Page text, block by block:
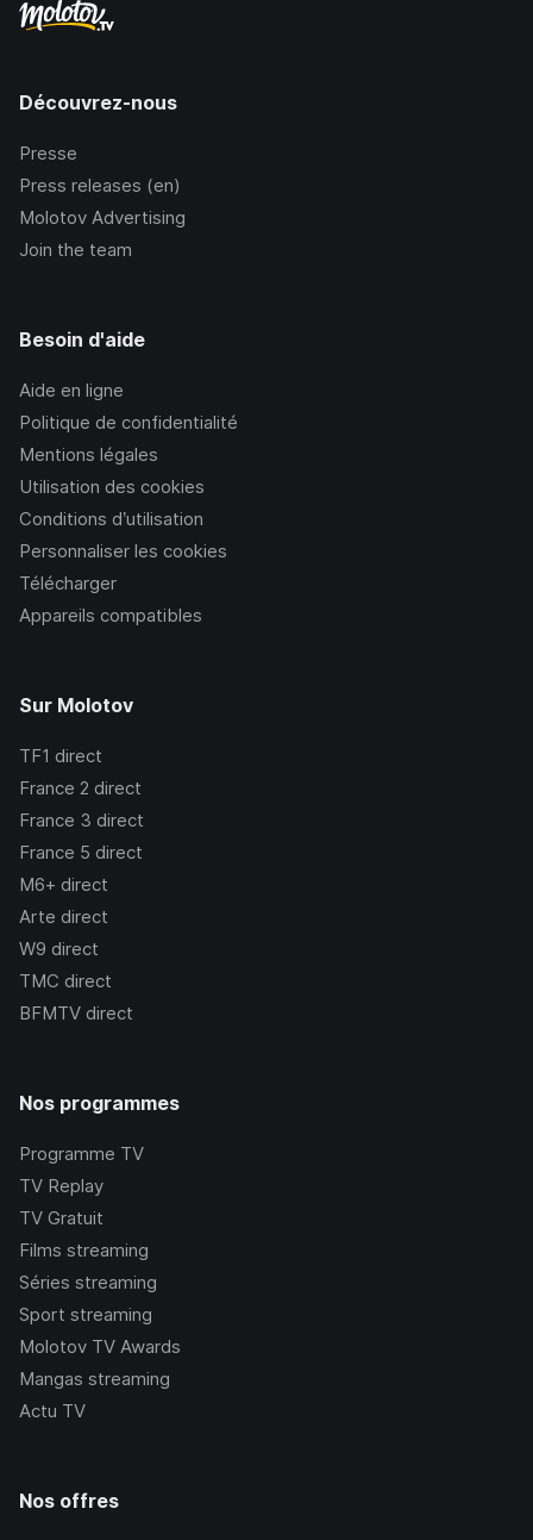
Découvrez-nous
Presse
Press releases (en)
Molotov Advertising
Join the team
Besoin d'aide
Aide en ligne
Politique de confidentialité
Mentions légales
Utilisation des cookies
Conditions d’utilisation
Personnaliser les cookies
Télécharger
Appareils compatibles
Sur Molotov
TF1 direct
France 2 direct
France 3 direct
France 5 direct
M6+ direct
Arte direct
W9 direct
TMC direct
BFMTV direct
Nos programmes
Programme TV
TV Replay
TV Gratuit
Films streaming
Séries streaming
Sport streaming
Molotov TV Awards
Mangas streaming
Actu TV
Nos offres